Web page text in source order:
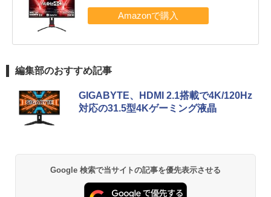
編集部のおすすめ記事
GIGABYTE、HDMI 2.1搭載で4K/120Hz
対応の31.5型4Kゲーミング液晶
Google 検索で当サイトの記事を優先表示させる